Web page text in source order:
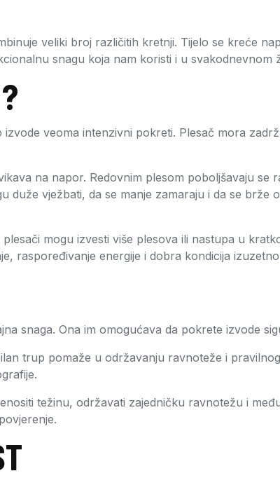
veliki broj različitih kretnji. Tijelo se kreće
snagu koja nam koristi i u svakodnevnom
veoma intenzivni pokreti. Plesač mora
na napor. Redovnim plesom poboljšavaju se
vježbati, da se manje zamaraju i da se brže
mogu izvesti više plesova ili nastupa u
raspoređivanje energije i dobra kondicija
snaga. Ona im omogućava da pokrete izvode
trup pomaže u održavanju ravnoteže i
težinu, održavati zajedničku ravnotežu i